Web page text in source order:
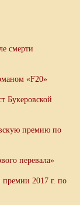
смерти
«F20»
Букеровской
премию по
перевала»
премии 2017 г. по